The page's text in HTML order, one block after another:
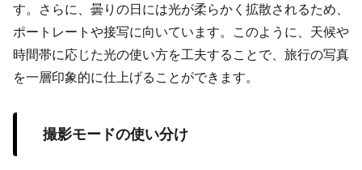
す。さらに、曇りの日には光が柔らかく拡散されるため、
ポートレートや接写に向いています。このように、天候や
時間帯に応じた光の使い方を工夫することで、旅行の写真
を一層印象的に仕上げることができます。
撮影モードの使い分け